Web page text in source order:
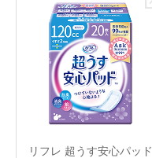
リフレ 超うす安心パッド